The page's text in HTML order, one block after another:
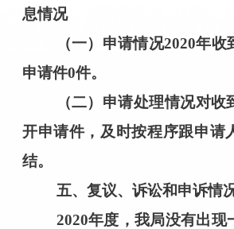
息情况
（一）申请情况2020年收
申请件0件。
（二）申请处理情况对
开申请件，及时按程序跟申请
结。
五、复议、诉讼和申诉情
2020年度，我局没有出现